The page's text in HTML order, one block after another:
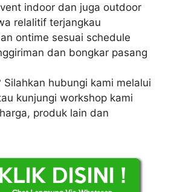
indoor dan juga outdoor
relalitif terjangkau
ontime sesuai schedule
dan bongkar pasang
Silahkan hubungi kami melalui
kunjungi workshop kami
produk lain dan